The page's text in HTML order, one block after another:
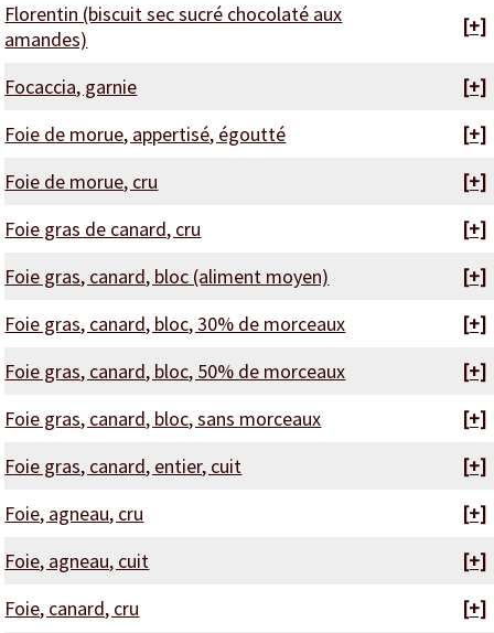
Florentin (biscuit sec sucré chocolaté aux
amandes)
[+]
Focaccia, garnie
[+]
Foie de morue, appertisé, égoutté
[+]
Foie de morue, cru
[+]
Foie gras de canard, cru
[+]
Foie gras, canard, bloc (aliment moyen)
[+]
Foie gras, canard, bloc, 30% de morceaux
[+]
Foie gras, canard, bloc, 50% de morceaux
[+]
Foie gras, canard, bloc, sans morceaux
[+]
Foie gras, canard, entier, cuit
[+]
Foie, agneau, cru
[+]
Foie, agneau, cuit
[+]
Foie, canard, cru
[+]